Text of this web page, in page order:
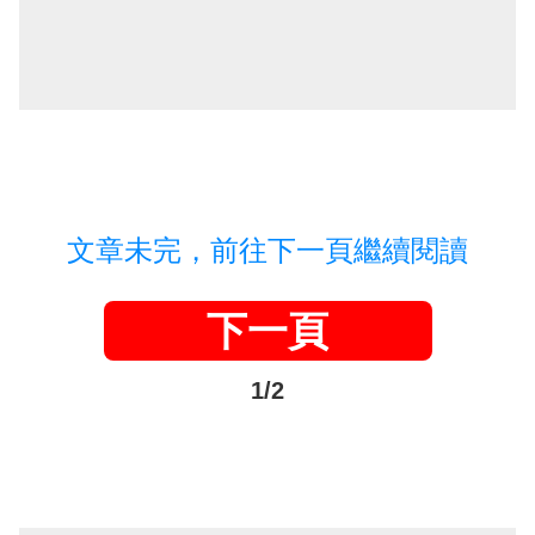
文章未完，前往下一頁繼續閱讀
下一頁
1/2